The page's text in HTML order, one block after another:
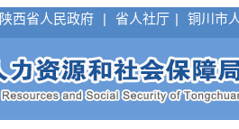
陕西省人民政府 | 省人社厅 | 铜川市